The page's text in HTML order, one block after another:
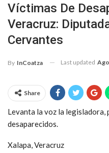
Víctimas De
Veracruz:
Cervantes
By InCoatza Last updated
Share
Levanta la voz la legisladora,
desaparecidos.
Xalapa, Veracruz